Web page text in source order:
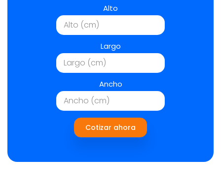
Alto
Largo
Ancho
Cotizar ahora